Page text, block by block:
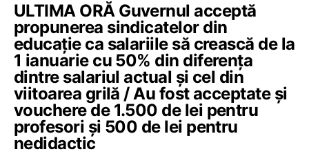
ULTIMA ORĂ Guvernul acceptă
propunerea sindicatelor din
educație ca salariile să crească de la
1 ianuarie cu 50% din diferența
dintre salariul actual și cel din
viitoarea grilă / Au fost acceptate și
vouchere de 1.500 de lei pentru
profesori și 500 de lei pentru
nedidactic